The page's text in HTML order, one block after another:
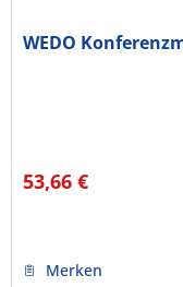
WEDO
53,66 €
Merken